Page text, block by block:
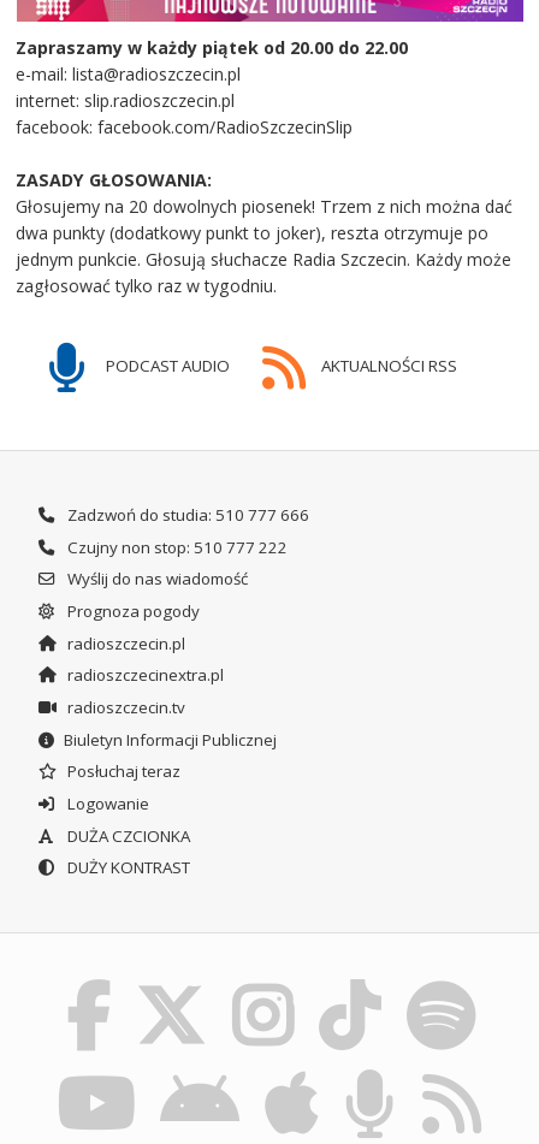
Zapraszamy w każdy piątek od 20.00 do 22.00
e-mail: lista@radioszczecin.pl
internet: slip.radioszczecin.pl
facebook: facebook.com/RadioSzczecinSlip
ZASADY GŁOSOWANIA:
Głosujemy na 20 dowolnych piosenek! Trzem z nich można dać
dwa punkty (dodatkowy punkt to joker), reszta otrzymuje po
jednym punkcie. Głosują słuchacze Radia Szczecin. Każdy może
zagłosować tylko raz w tygodniu.
PODCAST AUDIO AKTUALNOŚCI RSS
Zadzwoń do studia: 510 777 666
Czujny non stop: 510 777 222
Wyślij do nas wiadomość
Prognoza pogody
radioszczecin.pl
radioszczecinextra.pl
radioszczecin.tv
Biuletyn Informacji Publicznej
Posłuchaj teraz
Logowanie
DUŻA CZCIONKA
DUŻY KONTRAST